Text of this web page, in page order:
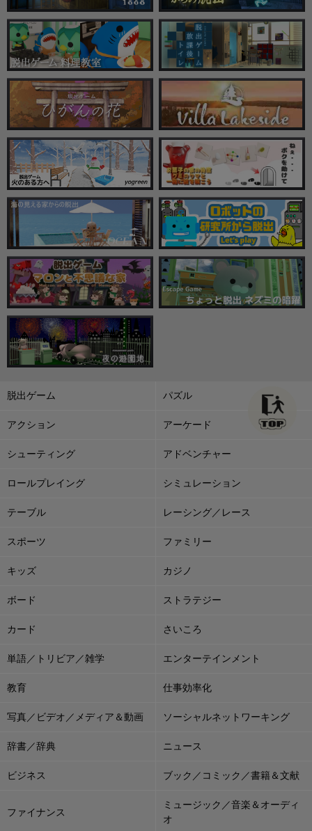
脱出ゲーム パズル
アクション アーケード
シューティング アドベンチャー
ロールプレイング シミュレーション
テーブル レーシング／レース
スポーツ ファミリー
キッズ カジノ
ボード ストラテジー
カード さいころ
単語／トリビア／雑学 エンターテインメント
教育 仕事効率化
写真／ビデオ／メディア＆動画 ソーシャルネットワーキング
辞書／辞典 ニュース
ビジネス ブック／コミック／書籍＆文献
ファイナンス
ミュージック／音楽＆オーディ
オ